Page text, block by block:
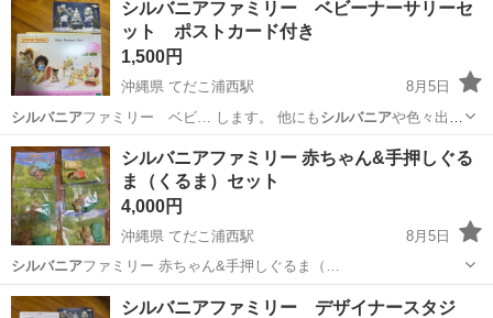
週払いOK、現金手渡しも可能です! <仕事内容> 建築・土木工事現場
で...
シルバニアファミリー ベビーナーサリーセ
ット ポストカード付き
1,500円
沖縄県 てだこ浦西駅
8月5日
シルバニアファミリー ベビ… します。 他にも シルバニアや色々出品
中です…
沖縄 宜野湾市 おもちゃ
シルバニアファミリー
シルバニアファミリー 赤ちゃん&手押しぐる
ま（くるま）セット
4,000円
沖縄県 てだこ浦西駅
8月5日
シルバニアファミリー 赤ちゃん&手押しぐるま（…
沖縄 宜野湾市 フィギュア ぐる
シルバニアファミリー デザイナースタジ